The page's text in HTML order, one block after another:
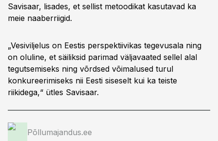
Savisaar, lisades, et sellist metoodikat kasutavad ka
meie naaberriigid.
„Vesiviljelus on Eestis perspektiivikas tegevusala ning
on oluline, et säiliksid parimad väljavaated sellel alal
tegutsemiseks ning võrdsed võimalused turul
konkureerimiseks nii Eesti siseselt kui ka teiste
riikidega,“ ütles Savisaar.
Põllumajandus.ee